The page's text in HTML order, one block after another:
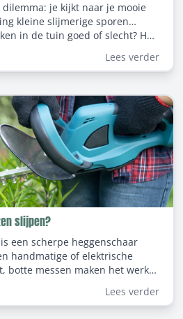
je kijkt naar je mooie
kleine slijmerige sporen…
in de tuin goed of slecht? Het
want slakken spelen een rol
ook schade aanrichten. In
nut van slakken, de soorten
je planten te beschermen.
Lees verder
slijpen?
een scherpe heggenschaar
handmatige of elektrische
botte messen maken het werk
Daarom is het belangrijk om te
kan laten slijpen zodat
en betrouwbaar blijft.
Lees verder